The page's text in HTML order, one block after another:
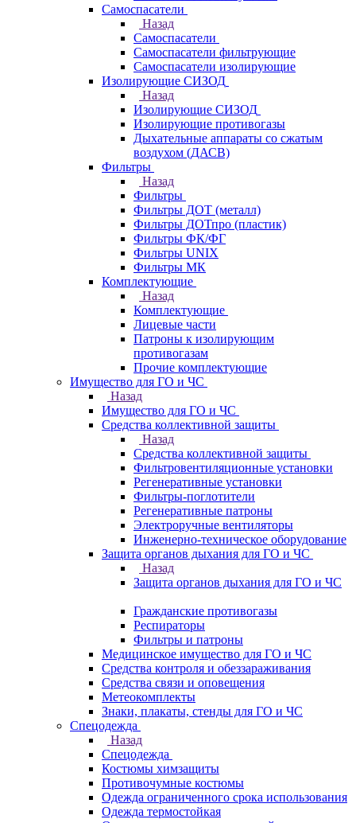
Самоспасатели
Назад
Самоспасатели
Самоспасатели фильтрующие
Самоспасатели изолирующие
Изолирующие СИЗОД
Назад
Изолирующие СИЗОД
Изолирующие противогазы
Дыхательные аппараты со сжатым
воздухом (ДАСВ)
Фильтры
Назад
Фильтры
Фильтры ДОТ (металл)
Фильтры ДОТпро (пластик)
Фильтры ФК/ФГ
Фильтры UNIX
Фильтры МК
Комплектующие
Назад
Комплектующие
Лицевые части
Патроны к изолирующим
противогазам
Прочие комплектующие
Имущество для ГО и ЧС
Назад
Имущество для ГО и ЧС
Средства коллективной защиты
Назад
Средства коллективной защиты
Фильтровентиляционные установки
Регенеративные установки
Фильтры-поглотители
Регенеративные патроны
Электроручные вентиляторы
Инженерно-техническое оборудование
Защита органов дыхания для ГО и ЧС
Назад
Защита органов дыхания для ГО и ЧС
Гражданские противогазы
Респираторы
Фильтры и патроны
Медицинское имущество для ГО и ЧС
Средства контроля и обеззараживания
Средства связи и оповещения
Метеокомплекты
Знаки, плакаты, стенды для ГО и ЧС
Спецодежда
Назад
Спецодежда
Костюмы химзащиты
Противочумные костюмы
Одежда ограниченного срока использования
Одежда термостойкая